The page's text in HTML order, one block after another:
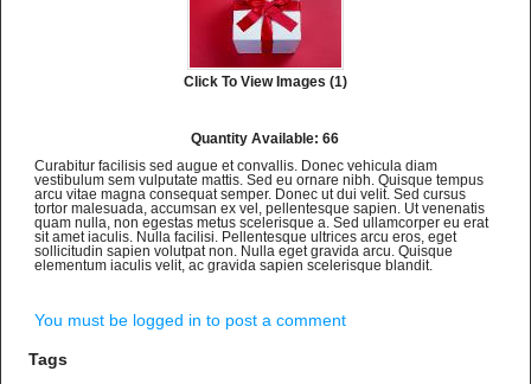
Click To View Images (1)
Quantity Available: 66
Curabitur facilisis sed augue et convallis. Donec vehicula diam
vestibulum sem vulputate mattis. Sed eu ornare nibh. Quisque tempus
arcu vitae magna consequat semper. Donec ut dui velit. Sed cursus
tortor malesuada, accumsan ex vel, pellentesque sapien. Ut venenatis
quam nulla, non egestas metus scelerisque a. Sed ullamcorper eu erat
sit amet iaculis. Nulla facilisi. Pellentesque ultrices arcu eros, eget
sollicitudin sapien volutpat non. Nulla eget gravida arcu. Quisque
elementum iaculis velit, ac gravida sapien scelerisque blandit.
You must be logged in to post a comment
Tags